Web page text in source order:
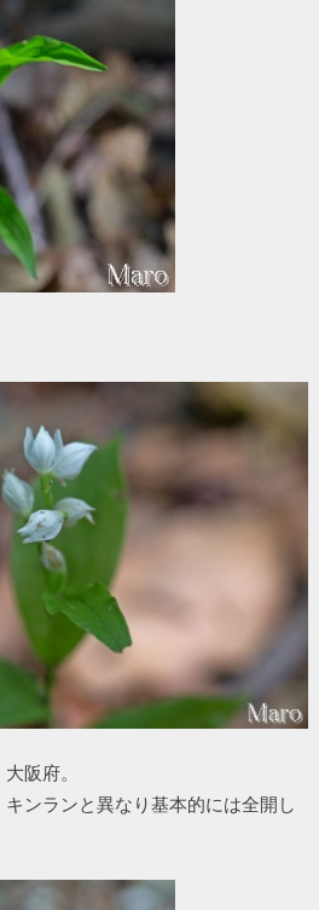
阪府。
ンランと異なり基本的には全開し